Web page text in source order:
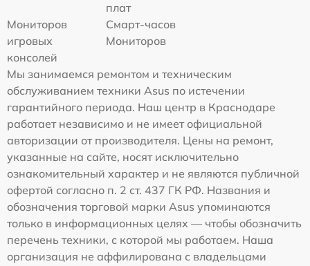
плат
Мониторов
Смарт-часов
игровых
консолей
Мониторов
Мы занимаемся ремонтом и техническим
обслуживанием техники Asus по истечении
гарантийного периода. Наш центр в Краснодаре
работает независимо и не имеет официальной
авторизации от производителя. Цены на ремонт,
указанные на сайте, носят исключительно
ознакомительный характер и не являются публичной
офертой согласно п. 2 ст. 437 ГК РФ. Названия и
обозначения торговой марки Asus упоминаются
только в информационных целях — чтобы обозначить
перечень техники, с которой мы работаем. Наша
организация не аффилирована с владельцами